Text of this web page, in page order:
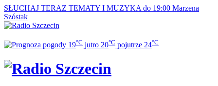
SŁUCHAJ TERAZ TEMATY I MUZYKA do 19:00 Marzena
Szóstak
19°C jutro 20°C pojutrze 24°C